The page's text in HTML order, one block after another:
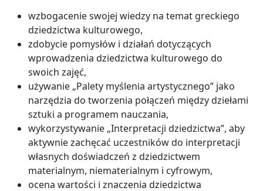
wzbogacenie swojej wiedzy na temat greckiego
dziedzictwa kulturowego,
zdobycie pomysłów i działań dotyczących
wprowadzenia dziedzictwa kulturowego do
swoich zajęć,
używanie „Palety myślenia artystycznego” jako
narzędzia do tworzenia połączeń między dziełami
sztuki a programem nauczania,
wykorzystywanie „Interpretacji dziedzictwa”, aby
aktywnie zachęcać uczestników do interpretacji
własnych doświadczeń z dziedzictwem
materialnym, niematerialnym i cyfrowym,
ocena wartości i znaczenia dziedzictwa